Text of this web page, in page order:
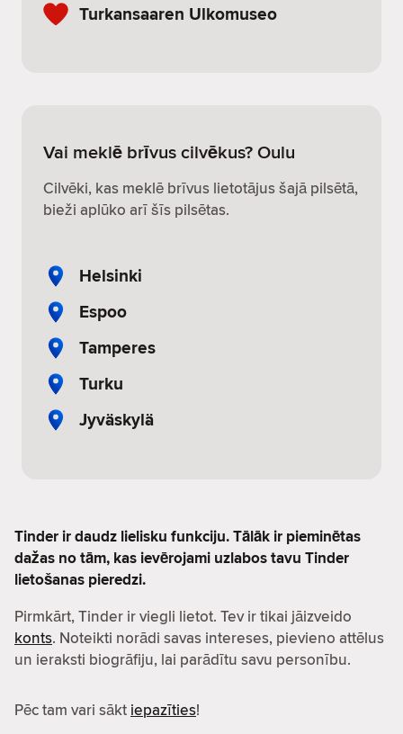
Turkansaaren Ulkomuseo
Vai meklē brīvus cilvēkus? Oulu
Cilvēki, kas meklē brīvus lietotājus šajā pilsētā,
bieži aplūko arī šīs pilsētas.
Helsinki
Espoo
Tamperes
Turku
Jyväskylä
Tinder ir daudz lielisku funkciju. Tālāk ir pieminētas
dažas no tām, kas ievērojami uzlabos tavu Tinder
lietošanas pieredzi.
Pirmkārt, Tinder ir viegli lietot. Tev ir tikai jāizveido
konts. Noteikti norādi savas intereses, pievieno attēlus
un ieraksti biogrāfiju, lai parādītu savu personību.
Pēc tam vari sākt iepazīties!